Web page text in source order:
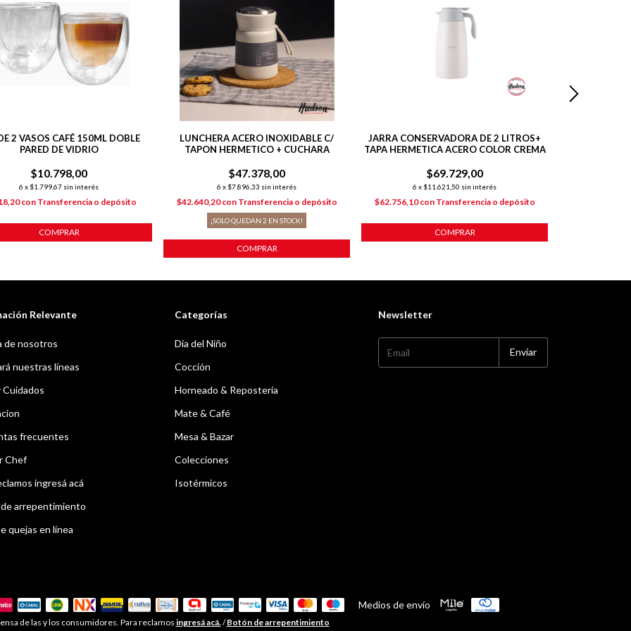
2 VASOS CAFÉ 150ML DOBLE
PARED DE VIDRIO
$10.798,00
6 x $1.799,67 sin interés
con Transferencia o depósito
COMPRAR
LUNCHERA ACERO INOXIDABLE C/
TAPON HERMETICO + CUCHARA
$47.378,00
6 x $7.896,33 sin interés
$42.640,20con Transferencia o depósito
¡SOLO QUEDAN 2 EN STOCK!
COMPRAR
JARRA CONSERVADORA DE 2 LITROS+
TAPA HERMETICA ACERO COLOR CREMA
$69.729,00
6 x $11.621,50 sin interés
$62.756,10con Transferencia o depósito
COMPRAR
Relevante
de nosotros
nuestras líneas
Cuidados
frecuentes
Chef
ingresá acá
arrepentimiento
quejas en línea
Categorías
Dia del Niño
Cocción
Horneado & Repostería
Mate & Café
Mesa & Bazar
Colecciones
Isotérmicos
Newsletter
Medios de envío
de las y los consumidores. Para reclamos ingresá acá. / Botón de arrepentimiento